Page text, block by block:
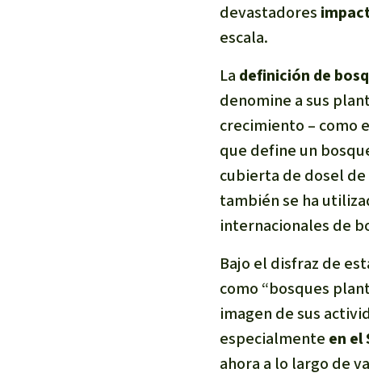
devastadores
escala.
La definición de
denomine a sus
crecimiento – como
que define un
cubierta de dosel de
también se ha
internacionales de
Bajo el disfraz de
como “bosques
imagen de sus
especialmente en el
ahora a lo largo de